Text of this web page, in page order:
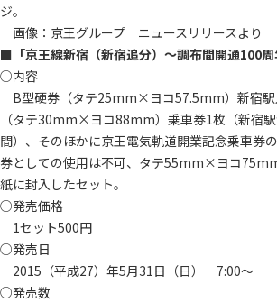
ジ。
画像：京王グループ ニュースリリースより
■「京王線新宿（新宿追分）～調布間開通100周
○内容
B型硬券（タテ25mm×ヨコ57.5mm）新宿駅
（タテ30mm×ヨコ88mm）乗車券1枚（新宿
間）、そのほかに京王電気軌道開業記念乗車券
券としての使用は不可、タテ55mm×ヨコ
紙に封入したセット。
○発売価格
1セット500円
○発売日
2015（平成27）年5月31日（日） 7:00～
○発売数